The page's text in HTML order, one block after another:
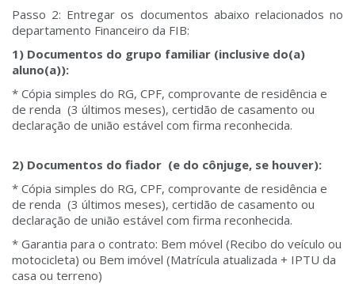
Passo 2: Entregar os documentos abaixo relacionados no
departamento Financeiro da FIB:
1) Documentos do grupo familiar (inclusive do(a)
aluno(a)):
* Cópia simples do RG, CPF, comprovante de residência e
de renda (3 últimos meses), certidão de casamento ou
declaração de união estável com firma reconhecida.
2) Documentos do fiador (e do cônjuge, se houver):
* Cópia simples do RG, CPF, comprovante de residência e
de renda (3 últimos meses), certidão de casamento ou
declaração de união estável com firma reconhecida.
* Garantia para o contrato: Bem móvel (Recibo do veículo ou
motocicleta) ou Bem imóvel (Matrícula atualizada + IPTU da
casa ou terreno)